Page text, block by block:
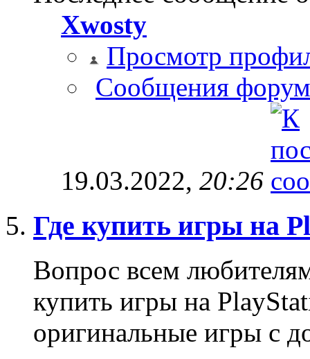
Xwosty
Просмотр
Сообщения
19.03.2022, 20:26
Где купить игры на
Вопрос всем
купить игры на
оригинальные игры с